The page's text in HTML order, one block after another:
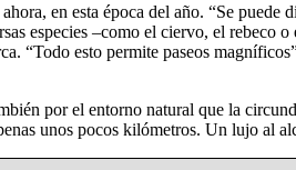
en esta época del año. “Se puede
especies –como el ciervo, el rebeco o
“Todo esto permite paseos
por el entorno natural que la
unos pocos kilómetros. Un lujo al